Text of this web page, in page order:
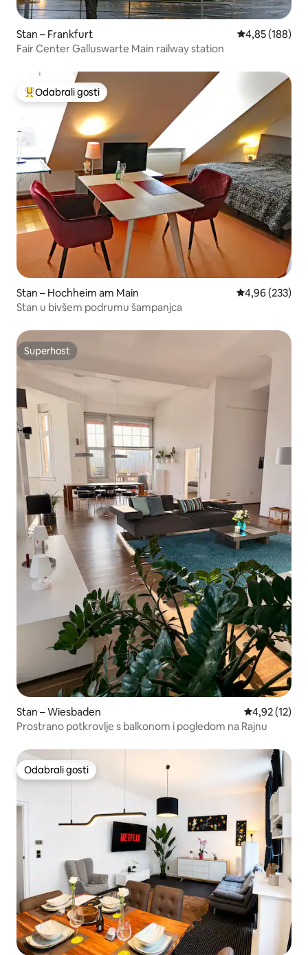
Stan – Frankfurt Prosječna
4,85 (188)
Fair Center Galluswarte Main railway station
Među najviše rangiranima s oznakom „Odabrali gosti”
Odabrali gosti
Stan – Hochheim am Main Prosječna
4,96 (233)
Stan u bivšem podrumu šampanjca
Superhost
Superhost
Stan – Wiesbaden Prosječna
4,92 (12)
Prostrano potkrovlje s balkonom i pogledom na Rajnu
Odabrali gosti
Odabrali gosti